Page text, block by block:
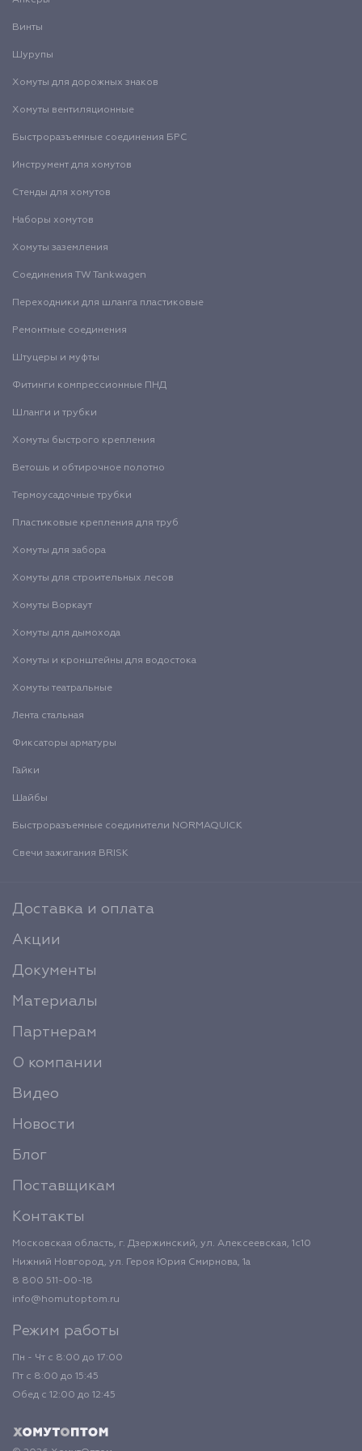
Винты
Шурупы
Хомуты для дорожных знаков
Хомуты вентиляционные
Быстроразъемные соединения БРС
Инструмент для хомутов
Стенды для хомутов
Наборы хомутов
Хомуты заземления
Соединения TW Tankwagen
Переходники для шланга пластиковые
Ремонтные соединения
Штуцеры и муфты
Фитинги компрессионные ПНД
Шланги и трубки
Хомуты быстрого крепления
Ветошь и обтирочное полотно
Термоусадочные трубки
Пластиковые крепления для труб
Хомуты для забора
Хомуты для строительных лесов
Хомуты Воркаут
Хомуты для дымохода
Хомуты и кронштейны для водостока
Хомуты театральные
Лента стальная
Фиксаторы арматуры
Гайки
Шайбы
Быстроразъемные соединители NORMAQUICK
Свечи зажигания BRISK
Доставка и оплата
Акции
Документы
Материалы
Партнерам
О компании
Видео
Новости
Блог
Поставщикам
Контакты
Московская область, г. Дзержинский, ул. Алексеевская, 1с10
Нижний Новгород, ул. Героя Юрия Смирнова, 1а
8 800 511-00-18
info@homutoptom.ru
Режим работы
Пн - Чт с 8:00 до 17:00
Пт с 8:00 до 15:45
Обед с 12:00 до 12:45